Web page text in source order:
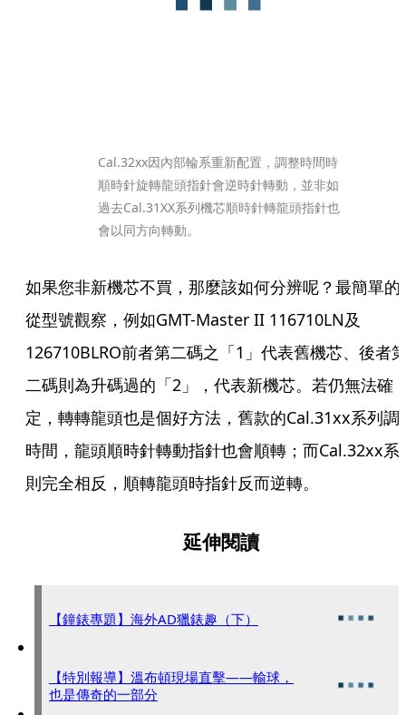
Cal.32xx因內部輪系重新配置，調整時間時
順時針旋轉龍頭指針會逆時針轉動，並非如
過去Cal.31XX系列機芯順時針轉龍頭指針也
會以同方向轉動。
如果您非新機芯不買，那麼該如何分辨呢？最簡單的
從型號觀察，例如GMT-Master II 116710LN及
126710BLRO前者第二碼之「1」代表舊機芯、後者
二碼則為升碼過的「2」，代表新機芯。若仍無法確
定，轉轉龍頭也是個好方法，舊款的Cal.31xx系列調
時間，龍頭順時針轉動指針也會順轉；而Cal.32xx系
則完全相反，順轉龍頭時指針反而逆轉。
延伸閱讀
【鐘錶專題】海外AD獵錶趣（下）
【特別報導】溫布頓現場直擊——輸球，
也是傳奇的一部分